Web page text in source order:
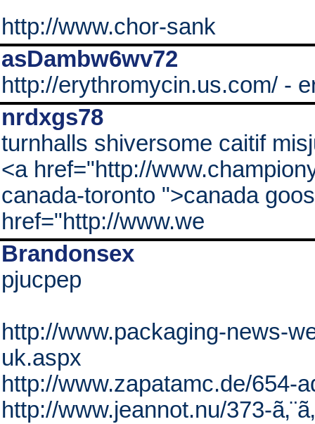
http://www.chor-sank
asDambw6wv72
http://erythromycin.us.com/ -
nrdxgs78
turnhalls shiversome caitif
<a href="http://
canada-toronto ">canada
href="http://www.we
Brandonsex
pjucpep
http://www.packaging-news-
uk.aspx
http://www.zapatamc.de/654-
http://www.jeannot.nu/373-